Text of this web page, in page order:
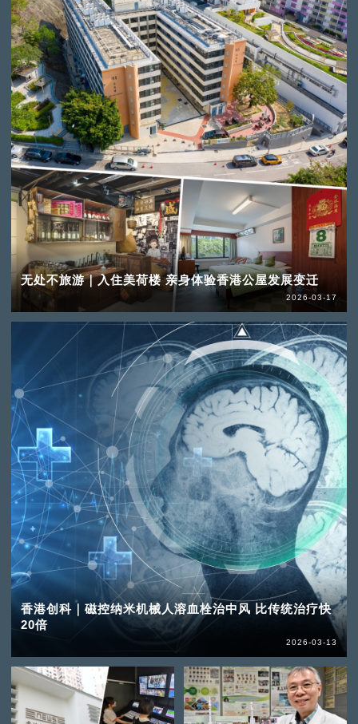
无处不旅游｜入住美荷楼 亲身体验香港公屋发展变迁
2026-03-17
香港创科｜磁控纳米机械人溶血栓治中风 比传统治疗快
20倍
2026-03-13